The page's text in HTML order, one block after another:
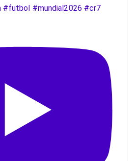
#futbol #mundial2026 #cr7